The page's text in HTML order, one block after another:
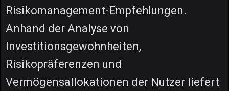
Risikomanagement-Empfehlungen.
Anhand der Analyse von
Investitionsgewohnheiten,
Risikopräferenzen und
Vermögensallokationen der Nutzer liefert